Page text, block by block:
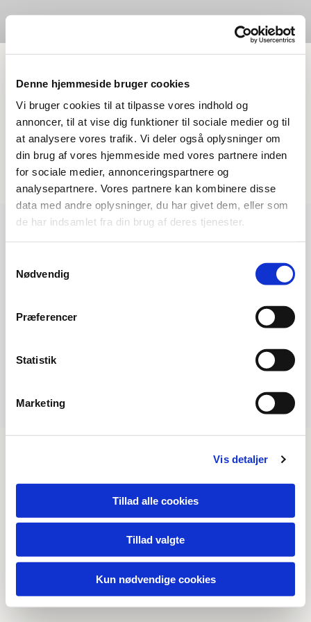
Denne hjemmeside bruger cookies
Vi bruger cookies til at tilpasse vores indhold og
annoncer, til at vise dig funktioner til sociale medier og til
at analysere vores trafik. Vi deler også oplysninger om
din brug af vores hjemmeside med vores partnere inden
for sociale medier, annonceringspartnere og
analysepartnere. Vores partnere kan kombinere disse
data med andre oplysninger, du har givet dem, eller som
de har indsamlet fra din brug af deres tjenester.
Nødvendig
Præferencer
Statistik
Marketing
Vis detaljer
Tillad alle cookies
Tillad valgte
Kun nødvendige cookies
Aktivitets-/Junior-udvalg
Der mangles medlemmer til dette.
Kontakt bestyrelsen ved interesse.
Accepter venligst marketingcookies for at se